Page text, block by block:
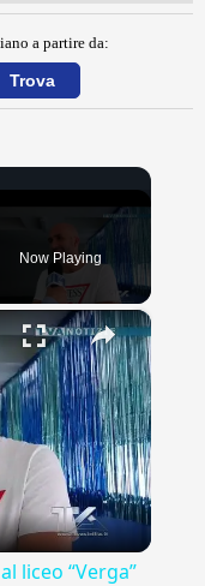
a partire da:
Now Playing
×
liceo “Verga”